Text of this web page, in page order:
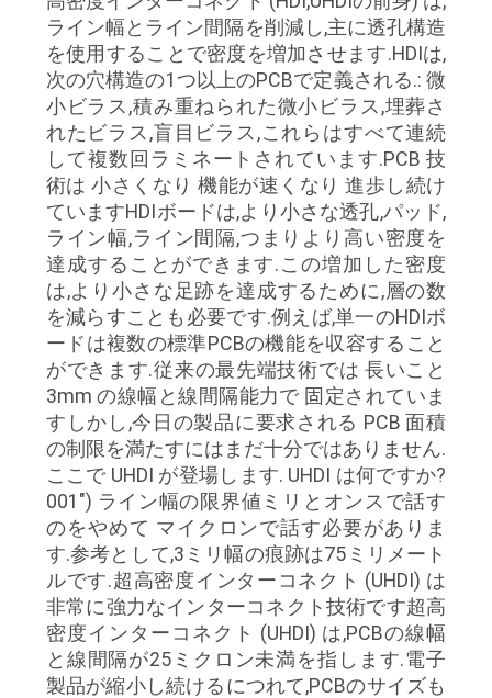
ライン幅とライン間隔を削減し,主に透孔構造
を使用することで密度を増加させます.HDIは,
次の穴構造の1つ以上のPCBで定義される.: 微
小ビラス,積み重ねられた微小ビラス,埋葬さ
れたビラス,盲目ビラス,これらはすべて連続
して複数回ラミネートされています.PCB 技
術は 小さくなり 機能が速くなり 進歩し続け
ていますHDIボードは,より小さな透孔,パッド,
ライン幅,ライン間隔,つまりより高い密度を
達成することができます.この増加した密度
は,より小さな足跡を達成するために,層の数
を減らすことも必要です.例えば,単一のHDIボ
ードは複数の標準PCBの機能を収容すること
ができます.従来の最先端技術では 長いこと
3mm の線幅と線間隔能力で 固定されていま
すしかし,今日の製品に要求される PCB 面積
の制限を満たすにはまだ十分ではありません.
ここで UHDI が登場します. UHDI は何ですか?
001") ライン幅の限界値ミリとオンスで話す
のをやめて マイクロンで話す必要がありま
す.参考として,3ミリ幅の痕跡は75ミリメート
ルです.超高密度インターコネクト (UHDI) は
非常に強力なインターコネクト技術です超高
密度インターコネクト (UHDI) は,PCBの線幅
と線間隔が25ミクロン未満を指します.電子
製品が縮小し続けるにつれて,PCBのサイズも